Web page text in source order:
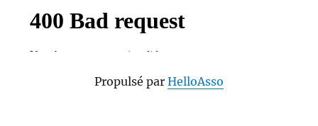
Propulsé par HelloAsso